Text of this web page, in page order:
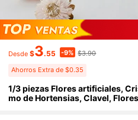
Desde $3.55 -9% $3.90
Ahorros Extra de $0.35
1/3 piezas Flores artificiales,
mo de Hortensias, Clavel,